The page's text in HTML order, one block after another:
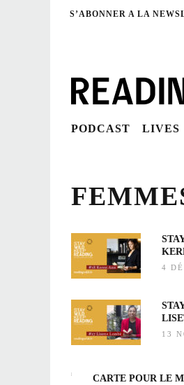
S’ABONNER A LA
PODCAST LIVES
4
13
CARTE POUR LE